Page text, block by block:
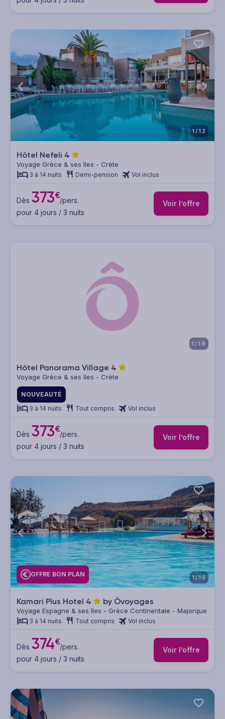
1/12
Hôtel Nefeli 4
Voyage Grèce & ses îles - Crète
3 à 14 nuits Demi-pension Vol inclus
Dès 373€/pers.
pour 4 jours / 3 nuits
Voir l’offre
1/19
Hôtel Panorama Village 4
Voyage Grèce & ses îles - Crète
NOUVEAUTÉ
3 à 14 nuits
Tout compris Vol inclus
Dès 373€/pers.
pour 4 jours / 3 nuits
Voir l’offre
OFFRE BON PLAN 1/15
Kamari Plus Hotel 4 by Ôvoyages
Voyage Espagne & ses îles - Grèce Continentale - Majorque
3 à 14 nuits Tout compris Vol inclus
Dès 374€/pers.
pour 4 jours / 3 nuits
Voir l’offre